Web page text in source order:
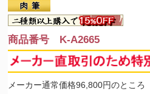
商品番号 K-A2665
メーカー通常価格96,800円のところ